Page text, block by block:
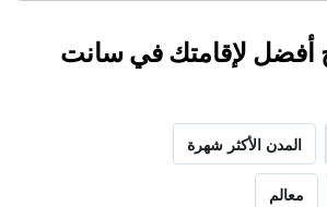
أفضل لإقامتك في سانت
المدن الأكثر شهرة
معالم